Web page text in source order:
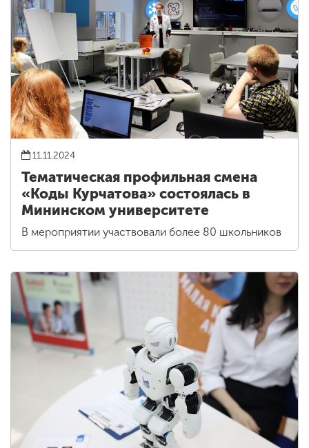
11.11.2024
Тематическая профильная смена
«Коды Курчатова» состоялась в
Мининском университете
В мероприятии участвовали более 80 школьников